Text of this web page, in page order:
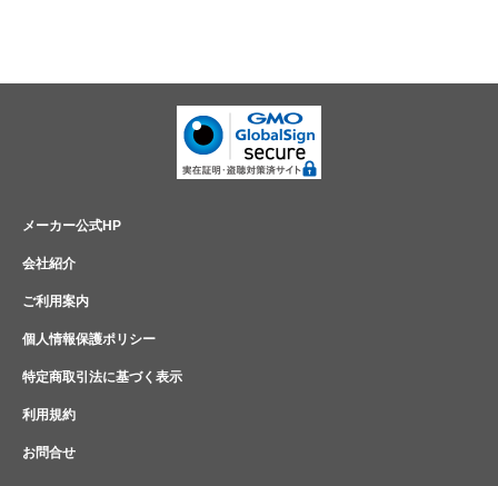
メーカー公式HP
会社紹介
ご利用案内
個人情報保護ポリシー
特定商取引法に基づく表示
利用規約
お問合せ